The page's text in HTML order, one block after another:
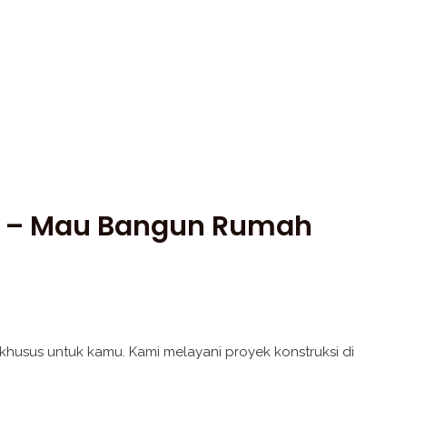
Mau Bangun Rumah
untuk kamu. Kami melayani proyek konstruksi di